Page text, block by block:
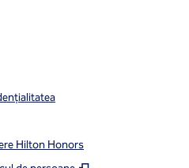
Hilton Honors